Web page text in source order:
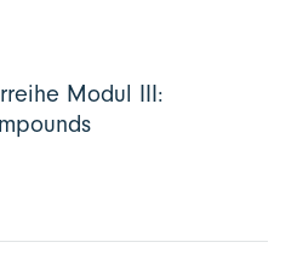
Modul III: